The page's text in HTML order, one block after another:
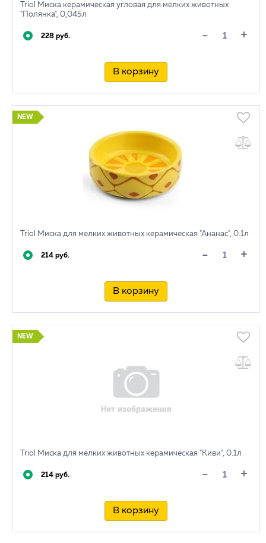
Triol Миска керамическая угловая для мелких животных
"Полянка", 0,045л
228 руб. - +
В корзину
NEW
Triol Миска для мелких животных керамическая "Ананас", 0.1л
214 руб. - +
В корзину
NEW
Triol Миска для мелких животных керамическая "Киви", 0.1л
214 руб. - +
В корзину